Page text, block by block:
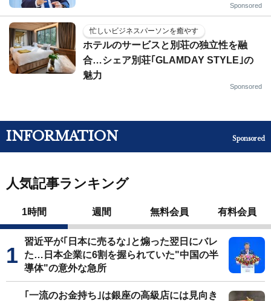
Sponsored
忙しいビジネスパーソンを癒やす
ホテルのサービスと別荘の独立性を融
合…シェア別荘｢GLAMDAY STYLE｣の
魅力
Sponsored
INFORMATION Sponsored
人気記事ランキング
1時間 週間 無料会員 有料会員
習近平が｢日本に売るな｣と煽った翌日にバレ
た…日本企業に6割を握られていた"中国の半
導体"の意外な急所
｢一流のお金持ち｣は銀座の高級店には見向き